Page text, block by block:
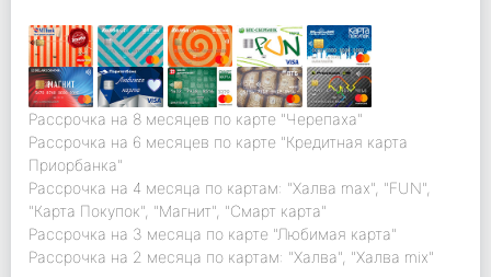
Рассрочка на 8 месяцев по карте "Черепаха"
Рассрочка на 6 месяцев по карте "Кредитная карта
Приорбанка"
Рассрочка на 4 месяца по картам: "Халва max", "FUN",
"Карта Покупок", "Магнит", "Смарт карта"
Рассрочка на 3 месяца по карте "Любимая карта"
Рассрочка на 2 месяца по картам: "Халва", "Халва mix"